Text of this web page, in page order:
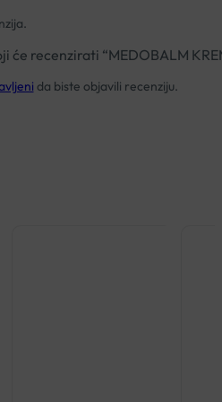
će recenzirati “MEDOBALM
da biste objavili recenziju.